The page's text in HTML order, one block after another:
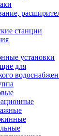
станции
установки
для